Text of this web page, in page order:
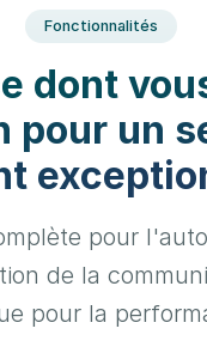
Fonctionnalités
dont
pour un
pour
de la
pour la